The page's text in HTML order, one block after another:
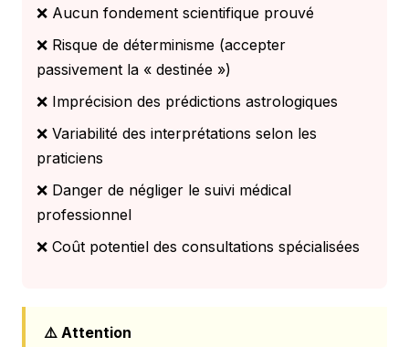
❌ Aucun fondement scientifique prouvé
❌ Risque de déterminisme (accepter
passivement la « destinée »)
❌ Imprécision des prédictions astrologiques
❌ Variabilité des interprétations selon les
praticiens
❌ Danger de négliger le suivi médical
professionnel
❌ Coût potentiel des consultations spécialisées
⚠️ Attention